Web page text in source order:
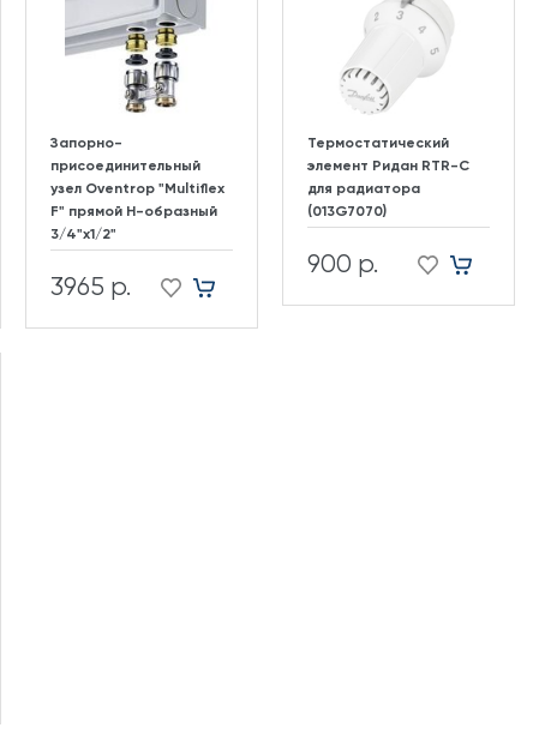
Запорно-
присоединительный
узел Oventrop "Multiflex
F" прямой H-образный
3/4"х1/2"
3965 р.
Термостатический
элемент Ридан RTR-C
для радиатора
(013G7070)
900 р.